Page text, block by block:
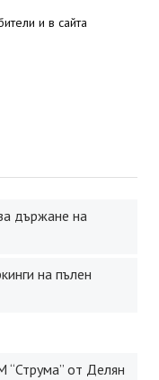
и в сайта
държане на
на пълен
от Делян